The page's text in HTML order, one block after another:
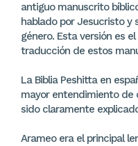
antiguo manuscrito
hablado por Jesucristo y
género. Esta versión es
traducción de estos
La Biblia Peshitta en
mayor entendimiento de
sido claramente
Arameo era el principal